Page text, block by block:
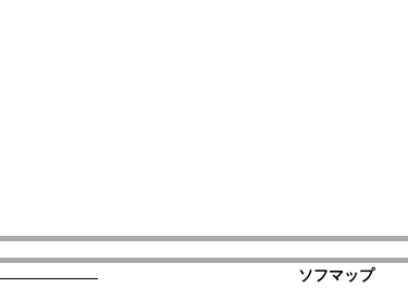
ソフマップ